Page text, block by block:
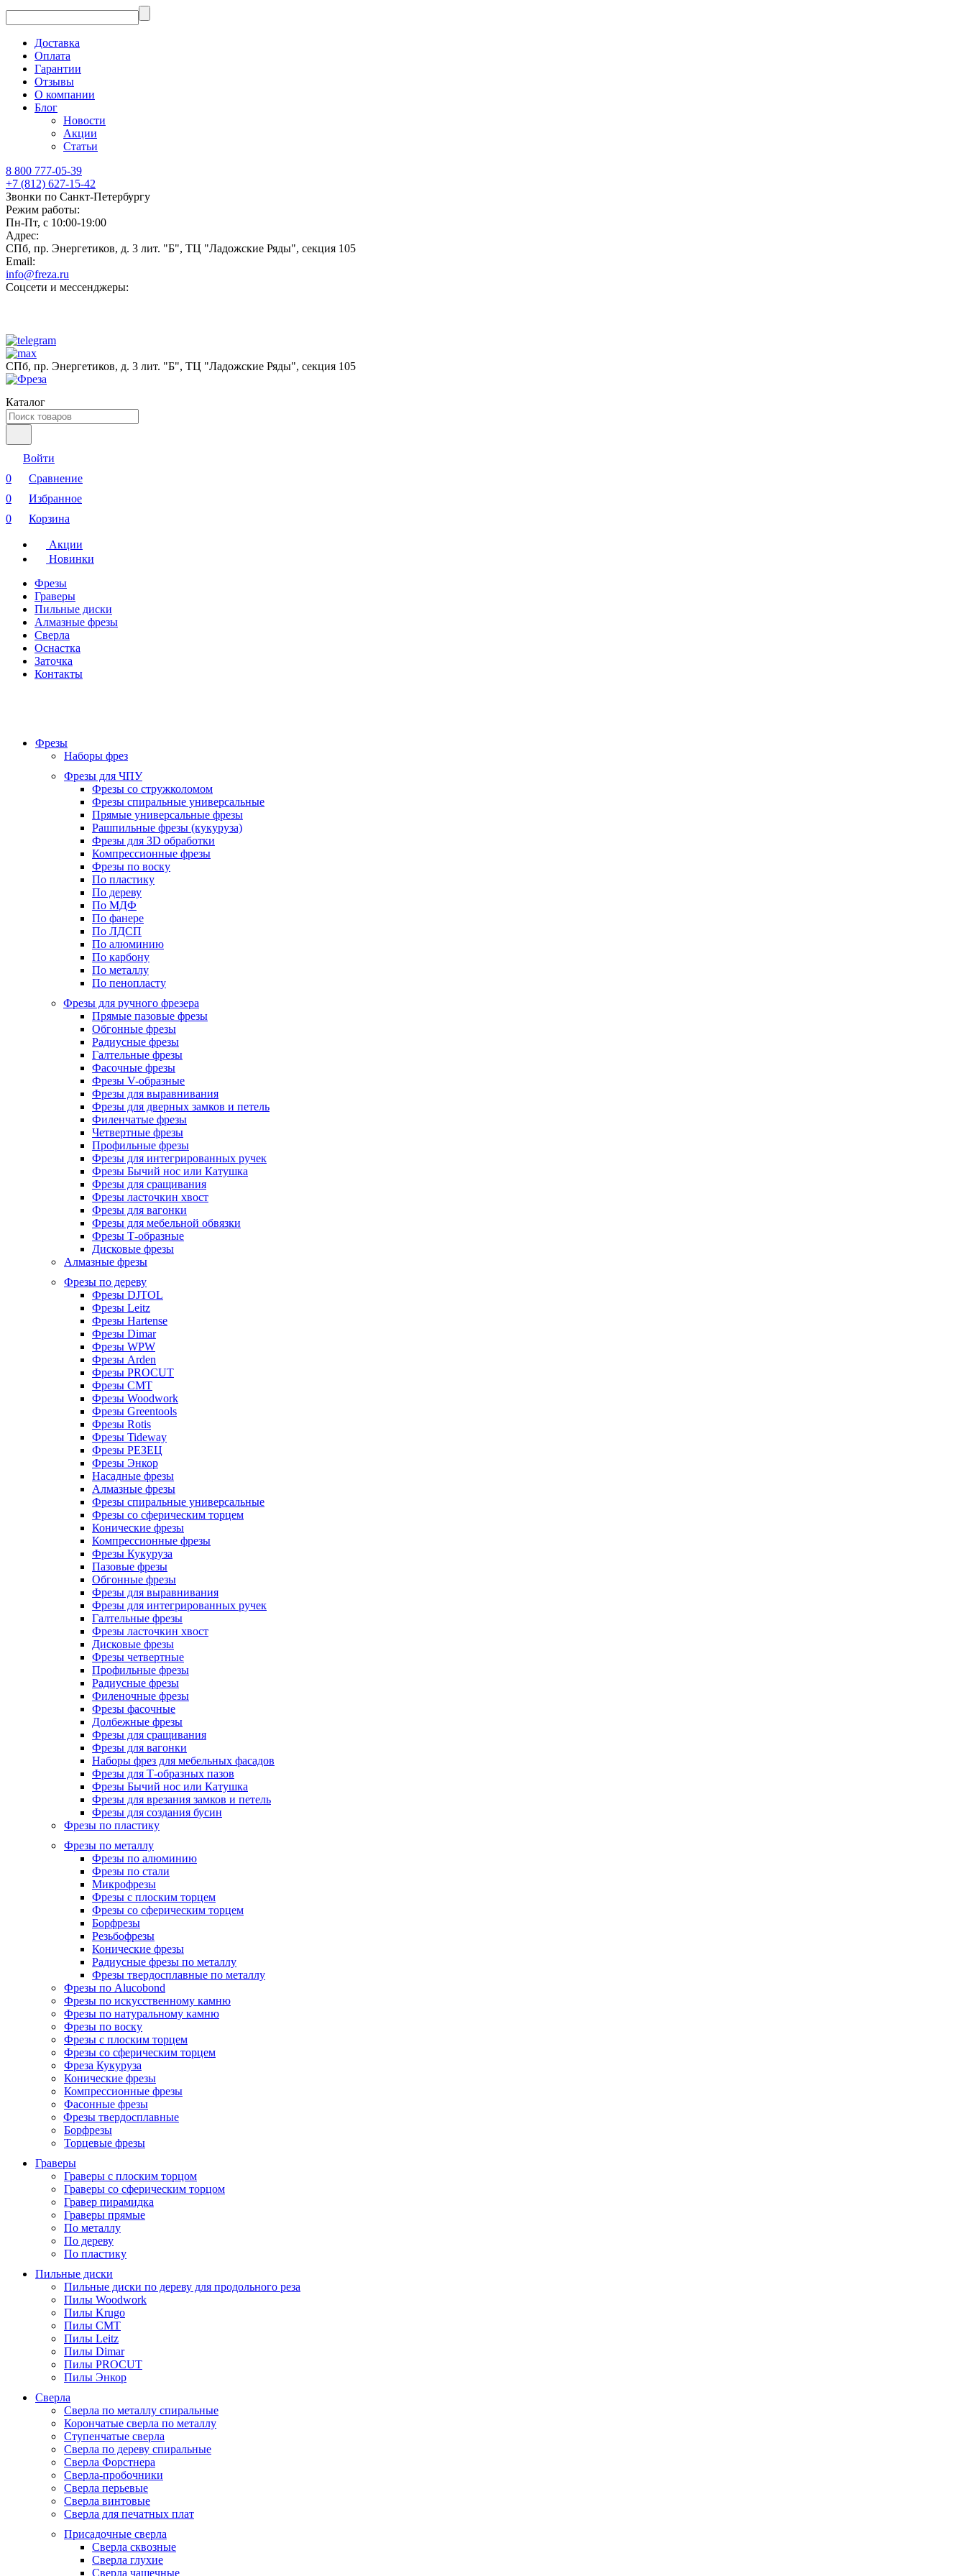
Доставка
Оплата
Гарантии
Отзывы
О компании
Блог
Новости
Акции
Статьи
8 800 777-05-39
+7 (812) 627-15-42
Звонки по Санкт-Петербургу
Режим работы:
Пн-Пт, с 10:00-19:00
Адрес:
СПб, пр. Энергетиков, д. 3 лит. "Б", ТЦ "Ладожские Ряды", секция 105
Email:
info@freza.ru
Соцсети и мессенджеры:
СПб, пр. Энергетиков, д. 3 лит. "Б", ТЦ "Ладожские Ряды", секция 105
Каталог
Войти
0
Сравнение
0
Избранное
0
Корзина
Акции
Новинки
Фрезы
Граверы
Пильные диски
Алмазные фрезы
Сверла
Оснастка
Заточка
Контакты
Фрезы
Наборы фрез
Фрезы для ЧПУ
Фрезы со стружколомом
Фрезы спиральные универсальные
Прямые универсальные фрезы
Рашпильные фрезы (кукуруза)
Фрезы для 3D обработки
Компрессионные фрезы
Фрезы по воску
По пластику
По дереву
По МДФ
По фанере
По ЛДСП
По алюминию
По карбону
По металлу
По пенопласту
Фрезы для ручного фрезера
Прямые пазовые фрезы
Обгонные фрезы
Радиусные фрезы
Галтельные фрезы
Фасочные фрезы
Фрезы V-образные
Фрезы для выравнивания
Фрезы для дверных замков и петель
Филенчатые фрезы
Четвертные фрезы
Профильные фрезы
Фрезы для интегрированных ручек
Фрезы Бычий нос или Катушка
Фрезы для сращивания
Фрезы ласточкин хвост
Фрезы для вагонки
Фрезы для мебельной обвязки
Фрезы Т-образные
Дисковые фрезы
Алмазные фрезы
Фрезы по дереву
Фрезы DJTOL
Фрезы Leitz
Фрезы Hartense
Фрезы Dimar
Фрезы WPW
Фрезы Arden
Фрезы PROCUT
Фрезы СМТ
Фрезы Woodwork
Фрезы Greentools
Фрезы Rotis
Фрезы Tideway
Фрезы РЕЗЕЦ
Фрезы Энкор
Насадные фрезы
Алмазные фрезы
Фрезы спиральные универсальные
Фрезы со сферическим торцем
Конические фрезы
Компрессионные фрезы
Фрезы Кукуруза
Пазовые фрезы
Обгонные фрезы
Фрезы для выравнивания
Фрезы для интегрированных ручек
Галтельные фрезы
Фрезы ласточкин хвост
Дисковые фрезы
Фрезы четвертные
Профильные фрезы
Радиусные фрезы
Филеночные фрезы
Фрезы фасочные
Долбежные фрезы
Фрезы для сращивания
Фрезы для вагонки
Наборы фрез для мебельных фасадов
Фрезы для Т-образных пазов
Фрезы Бычий нос или Катушка
Фрезы для врезания замков и петель
Фрезы для создания бусин
Фрезы по пластику
Фрезы по металлу
Фрезы по алюминию
Фрезы по стали
Микрофрезы
Фрезы с плоским торцем
Фрезы со сферическим торцем
Борфрезы
Резьбофрезы
Конические фрезы
Радиусные фрезы по металлу
Фрезы твердосплавные по металлу
Фрезы по Alucobond
Фрезы по искусственному камню
Фрезы по натуральному камню
Фрезы по воску
Фрезы с плоским торцем
Фрезы со сферическим торцем
Фреза Кукуруза
Конические фрезы
Компрессионные фрезы
Фасонные фрезы
Фрезы твердосплавные
Борфрезы
Торцевые фрезы
Граверы
Граверы с плоским торцом
Граверы со сферическим торцом
Гравер пирамидка
Граверы прямые
По металлу
По дереву
По пластику
Пильные диски
Пильные диски по дереву для продольного реза
Пилы Woodwork
Пилы Krugo
Пилы CMT
Пилы Leitz
Пилы Dimar
Пилы PROCUT
Пилы Энкор
Сверла
Сверла по металлу спиральные
Корончатые сверла по металлу
Ступенчатые сверла
Сверла по дереву спиральные
Сверла Форстнера
Сверла-пробочники
Сверла перьевые
Сверла винтовые
Сверла для печатных плат
Присадочные сверла
Сверла сквозные
Сверла глухие
Сверла чашечные